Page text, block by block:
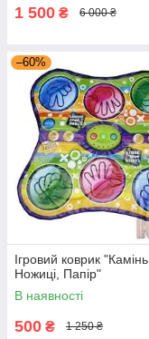
1 500 ₴ 6 000 ₴
–60%
Ігровий коврик "Камінь,
Ножиці, Папір"
В наявності
500 ₴ 1 250 ₴